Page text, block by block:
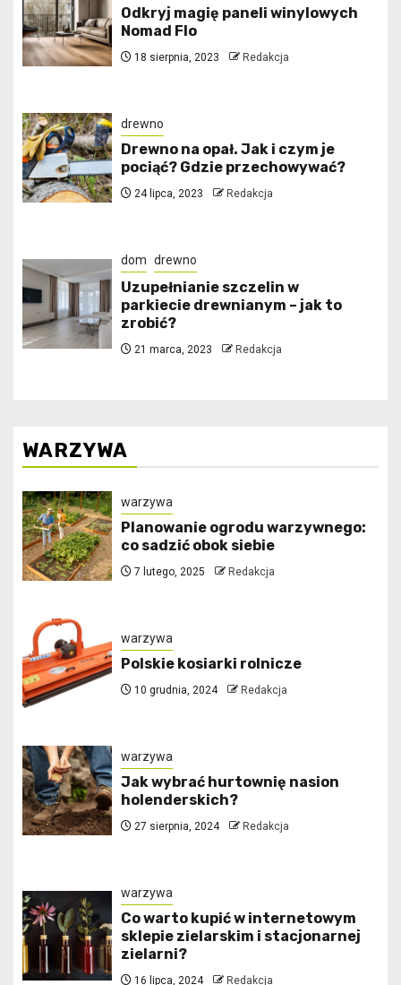
Odkryj magię paneli winylowych
Nomad Flo
18 sierpnia, 2023 Redakcja
drewno
Drewno na opał. Jak i czym je
pociąć? Gdzie przechowywać?
24 lipca, 2023 Redakcja
dom drewno
Uzupełnianie szczelin w
parkiecie drewnianym – jak to
zrobić?
21 marca, 2023 Redakcja
WARZYWA
warzywa
Planowanie ogrodu warzywnego:
co sadzić obok siebie
7 lutego, 2025 Redakcja
warzywa
Polskie kosiarki rolnicze
10 grudnia, 2024 Redakcja
warzywa
Jak wybrać hurtownię nasion
holenderskich?
27 sierpnia, 2024 Redakcja
warzywa
Co warto kupić w internetowym
sklepie zielarskim i stacjonarnej
zielarni?
16 lipca, 2024 Redakcja